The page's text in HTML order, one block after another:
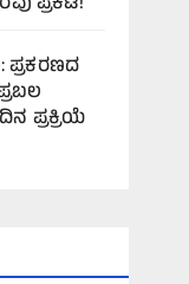
ಪ್ರಕರಣದ
ಪ್ರಕ್ರಿಯೆ